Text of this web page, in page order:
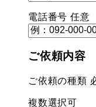
電話番号 任意
ご依頼内容
ご依頼の種類
複数選択可